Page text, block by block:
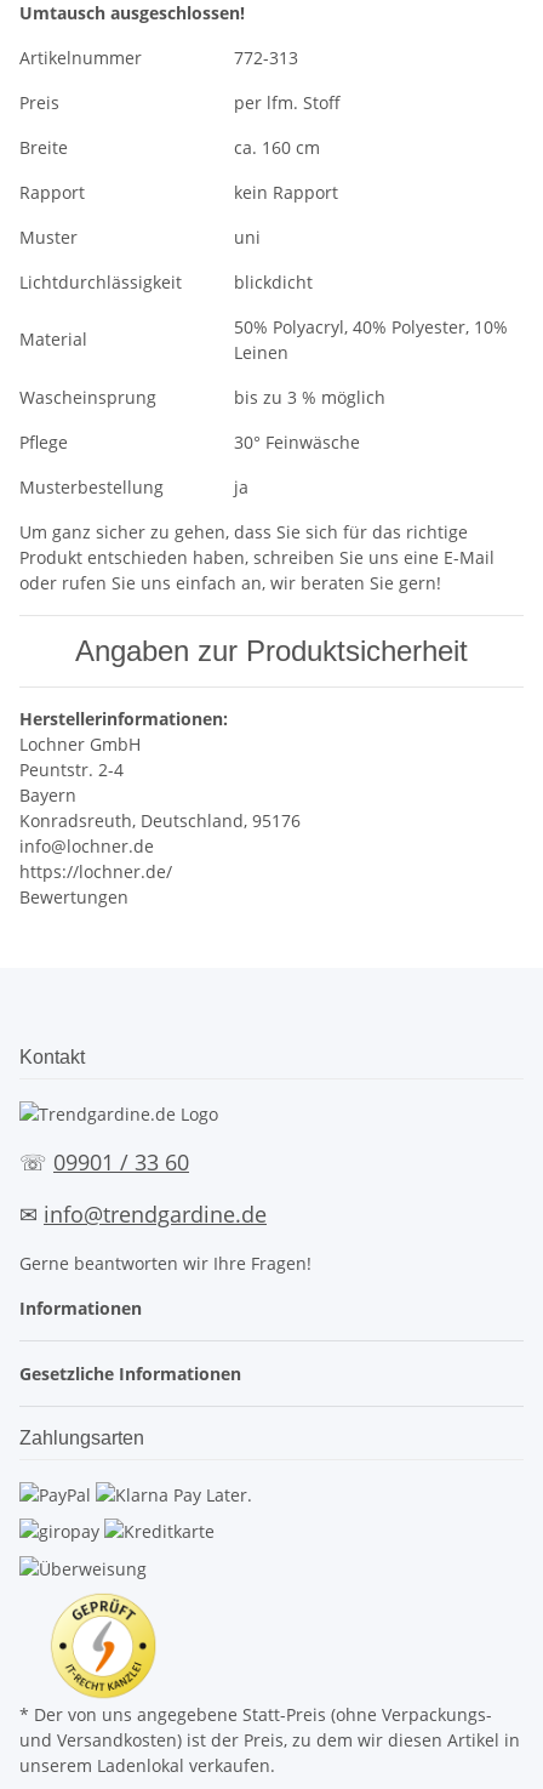
Umtausch ausgeschlossen!
Artikelnummer
772-313
Preis
per lfm. Stoff
Breite
ca. 160 cm
Rapport
kein Rapport
Muster
uni
Lichtdurchlässigkeit
blickdicht
Material
50% Polyacryl, 40% Polyester, 10%
Leinen
Wascheinsprung
bis zu 3 % möglich
Pflege
30° Feinwäsche
Musterbestellung
ja
Um ganz sicher zu gehen, dass Sie sich für das richtige
Produkt entschieden haben, schreiben Sie uns eine E-Mail
oder rufen Sie uns einfach an, wir beraten Sie gern!
Angaben zur Produktsicherheit
Herstellerinformationen:
Lochner GmbH
Peuntstr. 2-4
Bayern
Konradsreuth, Deutschland, 95176
info@lochner.de
https://lochner.de/
Bewertungen
Kontakt
☏ 09901 / 33 60
✉ info@trendgardine.de
Gerne beantworten wir Ihre Fragen!
Informationen
Gesetzliche Informationen
Zahlungsarten
* Der von uns angegebene Statt-Preis (ohne Verpackungs-
und Versandkosten) ist der Preis, zu dem wir diesen Artikel in
unserem Ladenlokal verkaufen.